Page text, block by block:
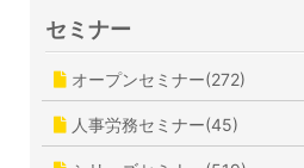
セミナー
オープンセミナー(272)
人事労務セミナー(45)